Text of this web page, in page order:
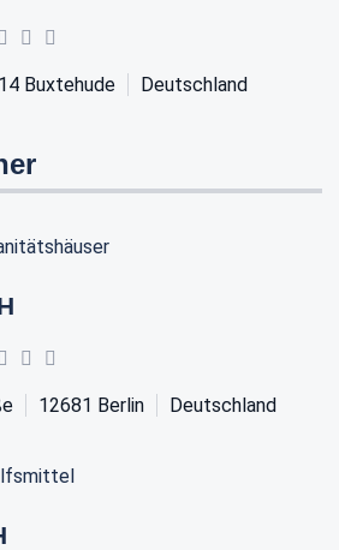
Buxtehude Deutschland
12681 Berlin Deutschland